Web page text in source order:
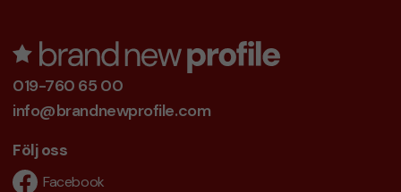
019-760 65 00
info@brandnewprofile.com
Följ oss
Facebook